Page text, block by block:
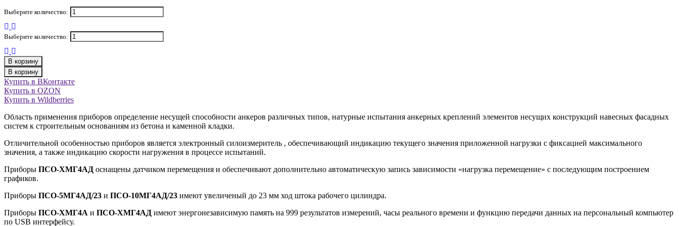
Выберите количество:
Выберите количество:
В корзину
В корзину
Купить в ВКонтакте
Купить в OZON
Купить в Wildberries
Область применения приборов определение несущей способности анкеров различных типов, натурные испытания анкерных креплений элементов несущих конструкций навесных фасадных
систем к строительным основаниям из бетона и каменной кладки.
Отличительной особенностью приборов является электронный силоизмеритель , обеспечивающий индикацию текущего значения приложенной нагрузки с фиксацией максимального
значения, а также индикацию скорости нагружения в процессе испытаний.
Приборы ПСО-ХМГ4АД оснащены датчиком перемещения и обеспечивают дополнительно автоматическую запись зависимости «нагрузка перемещение» с последующим построением
графиков.
Приборы ПСО-5МГ4АД/23 и ПСО-10МГ4АД/23 имеют увеличеный до 23 мм ход штока рабочего цилиндра.
Приборы ПСО-ХМГ4А и ПСО-ХМГ4АД имеют энергонезависимую память на 999 результатов измерений, часы реального времени и функцию передачи данных на персональный компьютер
по USB интерфейсу.